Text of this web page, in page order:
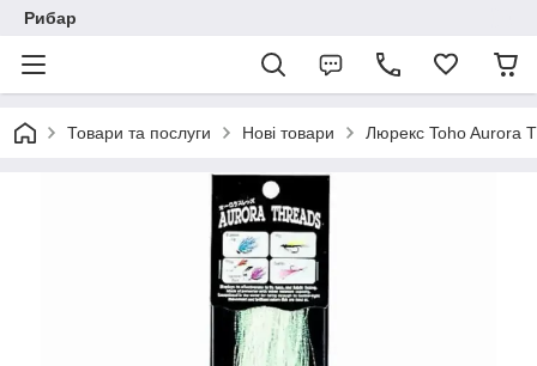
Рибар
Товари та послуги Нові товари Люрекс Toho Aurora